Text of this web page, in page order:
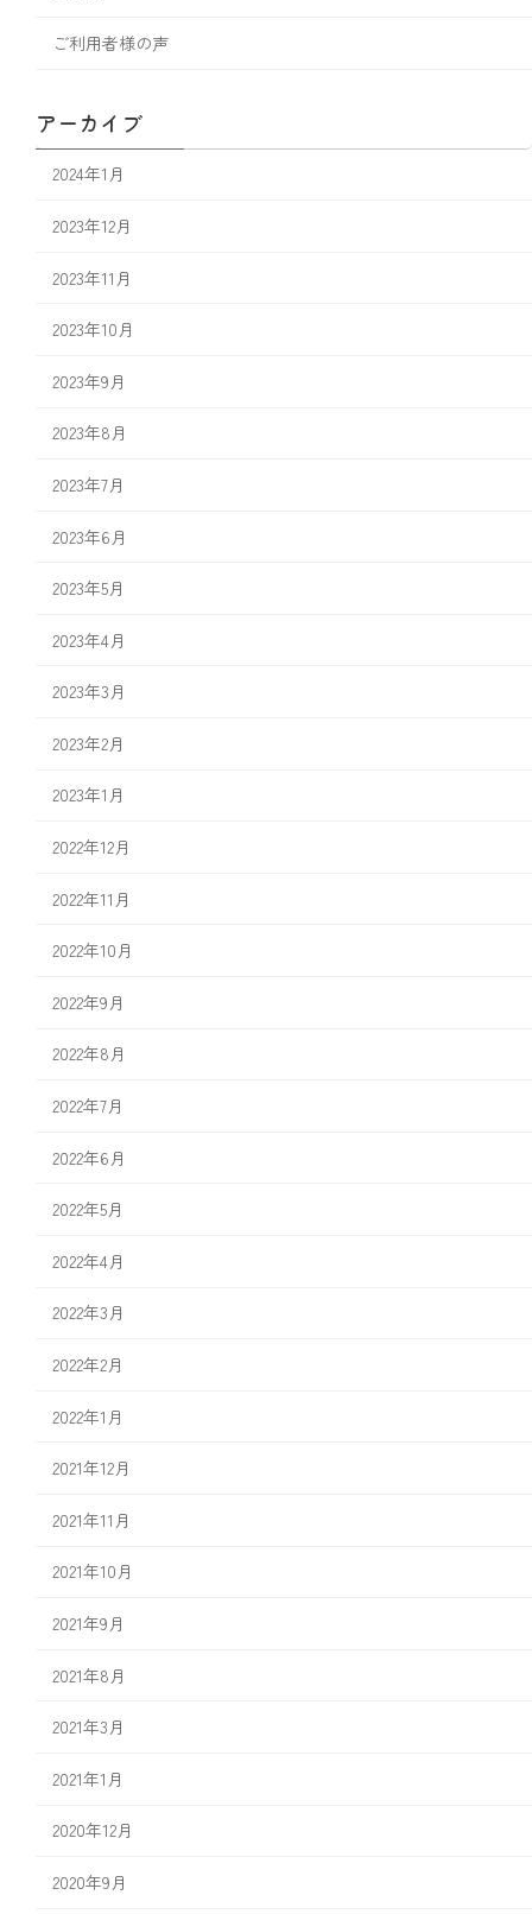
ご利用者様の声
アーカイブ
2024年1月
2023年12月
2023年11月
2023年10月
2023年9月
2023年8月
2023年7月
2023年6月
2023年5月
2023年4月
2023年3月
2023年2月
2023年1月
2022年12月
2022年11月
2022年10月
2022年9月
2022年8月
2022年7月
2022年6月
2022年5月
2022年4月
2022年3月
2022年2月
2022年1月
2021年12月
2021年11月
2021年10月
2021年9月
2021年8月
2021年3月
2021年1月
2020年12月
2020年9月